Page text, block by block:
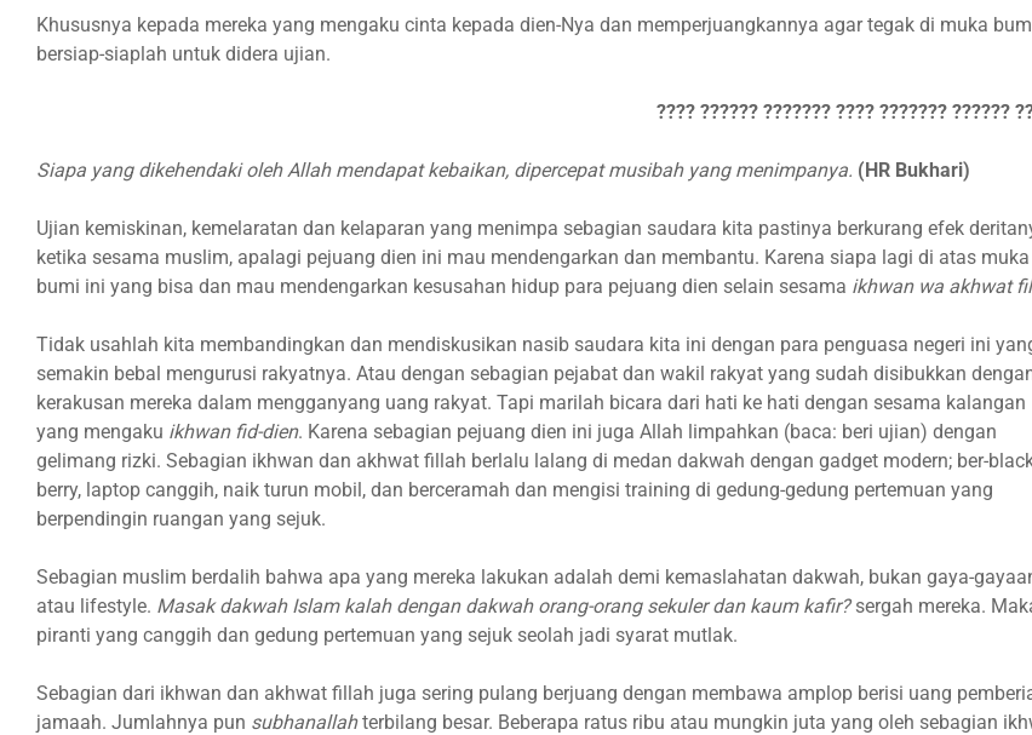
Khususnya kepada mereka yang mengaku cinta kepada dien-Nya dan memperjuangkannya agar tegak di muka
bersiap-siaplah untuk didera ujian.
???? ?????? ??????? ???? ??????? ??????
Siapa yang dikehendaki oleh Allah mendapat kebaikan, dipercepat musibah yang menimpanya. (HR Bukhari)
Ujian kemiskinan, kemelaratan dan kelaparan yang menimpa sebagian saudara kita pastinya berkurang efek
ketika sesama muslim, apalagi pejuang dien ini mau mendengarkan dan membantu. Karena siapa lagi di atas muka
bumi ini yang bisa dan mau mendengarkan kesusahan hidup para pejuang dien selain sesama ikhwan wa akhwat
Tidak usahlah kita membandingkan dan mendiskusikan nasib saudara kita ini dengan para penguasa negeri ini
semakin bebal mengurusi rakyatnya. Atau dengan sebagian pejabat dan wakil rakyat yang sudah disibukkan
kerakusan mereka dalam mengganyang uang rakyat. Tapi marilah bicara dari hati ke hati dengan sesama kalangan
yang mengaku ikhwan fid-dien. Karena sebagian pejuang dien ini juga Allah limpahkan (baca: beri ujian) dengan
gelimang rizki. Sebagian ikhwan dan akhwat fillah berlalu lalang di medan dakwah dengan gadget modern; ber-
berry, laptop canggih, naik turun mobil, dan berceramah dan mengisi training di gedung-gedung pertemuan yang
berpendingin ruangan yang sejuk.
Sebagian muslim berdalih bahwa apa yang mereka lakukan adalah demi kemaslahatan dakwah, bukan gaya-
atau lifestyle. Masak dakwah Islam kalah dengan dakwah orang-orang sekuler dan kaum kafir?sergah mereka.
piranti yang canggih dan gedung pertemuan yang sejuk seolah jadi syarat mutlak.
Sebagian dari ikhwan dan akhwat fillah juga sering pulang berjuang dengan membawa amplop berisi uang
jamaah. Jumlahnya pun subhanallahterbilang besar. Beberapa ratus ribu atau mungkin juta yang oleh sebagian